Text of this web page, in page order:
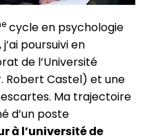
cycle en psychologie
poursuivi en
de l’Université
Robert Castel) et une
Ma trajectoire
d’un poste
à l’université de